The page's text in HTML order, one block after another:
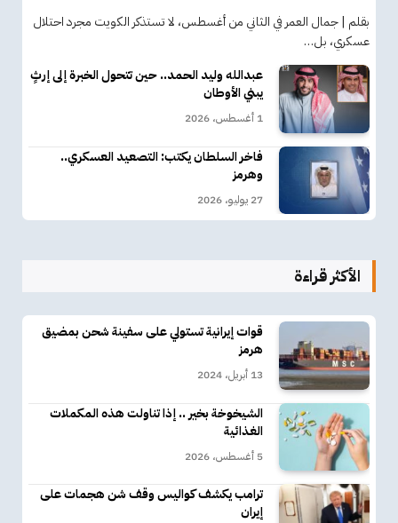
بقلم | جمال العمر في الثاني من أغسطس، لا تستذكر الكويت مجرد احتلال
عسكري، بل…
عبدالله وليد الحمد.. حين تتحول الخبرة إلى إرثٍ
يبني الأوطان
1 أغسطس، 2026
فاخر السلطان يكتب: التصعيد العسكري..
وهرمز
27 يوليو، 2026
الأكثر قراءة
قوات إيرانية تستولي على سفينة شحن بمضيق
هرمز
13 أبريل، 2024
الشيخوخة بخير .. إذا تناولت هذه المكملات
الغذائية
5 أغسطس، 2026
ترامب يكشف كواليس وقف شن هجمات على
إيران